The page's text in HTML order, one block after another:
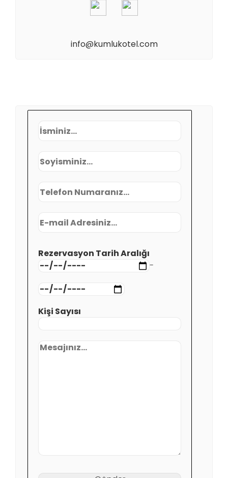
info@kumlukotel.com
Rezervasyon Tarih Aralığı
-
Kişi Sayısı